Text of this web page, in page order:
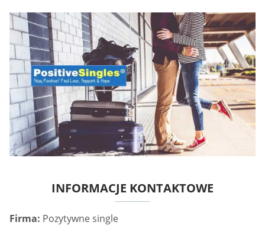
INFORMACJE KONTAKTOWE
Firma: Pozytywne single